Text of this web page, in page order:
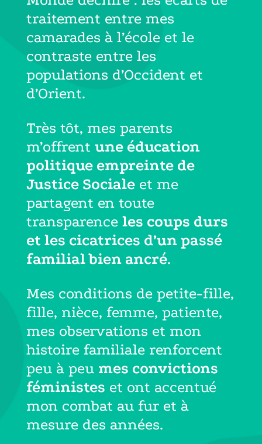
traitement entre mes
camarades à l’école et le
contraste entre les
populations d’Occident et
d’Orient.
Très tôt, mes parents
m’offrent une éducation
politique empreinte de
Justice Socialeet me
partagent en toute
transparence les coups durs
et les cicatrices d’un passé
familial bien ancré.
Mes conditions de petite-fille,
fille, nièce, femme, patiente,
mes observations et mon
histoire familiale renforcent
peu à peu mes convictions
féministes et ont accentué
mon combat au fur et à
mesure des années.